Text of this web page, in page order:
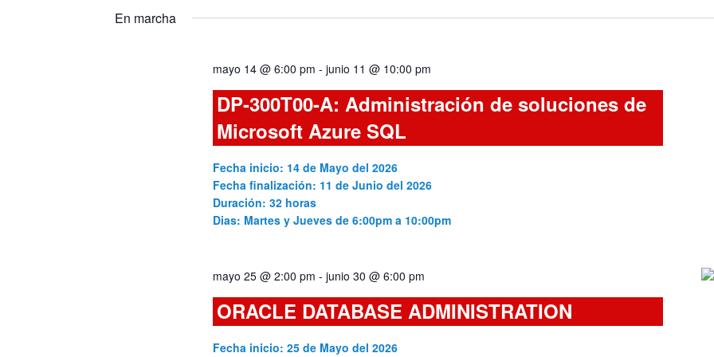
y
para
En marcha
mayo 14 @ 6:00 pm - junio 11 @ 10:00 pm
DP-300T00-A: Administración de soluciones de
Microsoft Azure SQL
Fecha inicio: 14 de Mayo del 2026
Fecha finalización: 11 de Junio del 2026
Duración: 32 horas
Dias: Martes y Jueves de 6:00pm a 10:00pm
mayo 25 @ 2:00 pm - junio 30 @ 6:00 pm
ORACLE DATABASE ADMINISTRATION
Fecha inicio: 25 de Mayo del 2026